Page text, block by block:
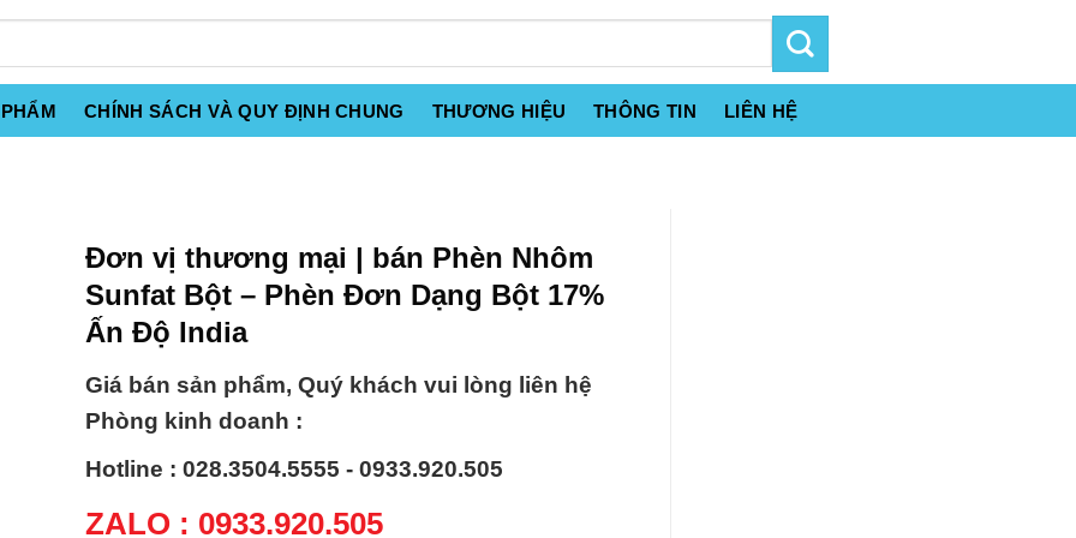
CHÍNH SÁCH VÀ QUY ĐỊNH CHUNG THƯƠNG HIỆU THÔNG TIN LIÊN HỆ
Đơn vị thương mại | bán Phèn Nhôm
Sunfat Bột – Phèn Đơn Dạng Bột 17%
Ấn Độ India
Giá bán sản phẩm, Quý khách vui lòng liên hệ
Phòng kinh doanh :
Hotline : 028.3504.5555 - 0933.920.505
ZALO : 0933.920.505